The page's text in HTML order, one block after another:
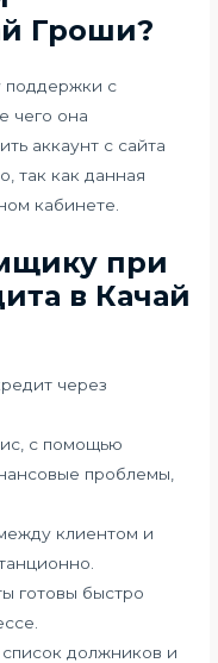
Гроши?
поддержки с
чего она
аккаунт с сайта
так как данная
кабинете.
при
в Качай
через
с помощью
проблемы,
клиентом и
готовы быстро
список должников и